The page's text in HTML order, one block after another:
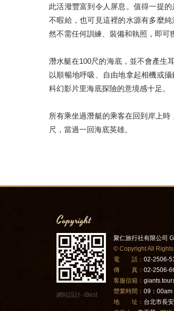
此活潑豐富到令人屏息。值得一提
不暇給，也可見這裡的水源有多麼
然不需任何訓練、裝備和執照，即可
潛水艇在100尺的海底，並不會產生
以順暢地呼吸、自由地拿起相機或
科幻影片里海底探險的意境感十足。
所有乘坐過潛艇的乘客在回到岸上
尺，當過一回海底英雄。
Copyright
網站設計‧ iBest
聚仁旅行社有限公司
© Copyright All
電 話： 02-2506-
傳 真： 02-2506-
客服信箱：
營業時間： 09：00am
地 址： 台北市長